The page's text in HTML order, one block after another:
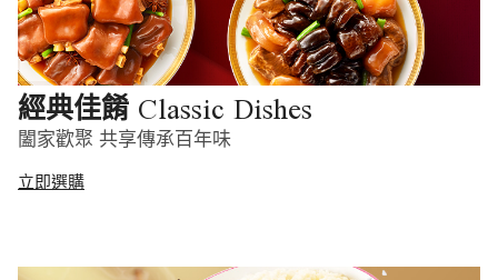
經典佳餚 Classic Dishes
闔家歡聚 共享傳承百年味
立即選購